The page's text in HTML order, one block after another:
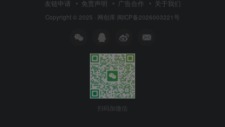
友链申请 免责声明 广告合作 关于我们
Copyright © 2025 · 网创库 闽ICP备2026003221号
扫码加微信